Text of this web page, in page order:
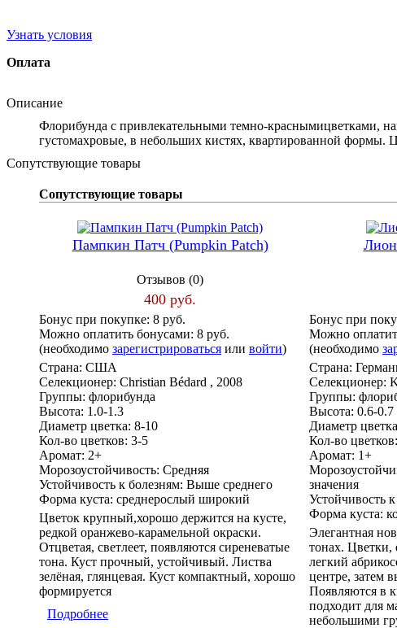
Узнать условия
Оплата
Описание
Флорибунда с привлекательными темно-краснымицветками,
густомахровые, в небольших кистях, квартированной формы.
Сопутствующие товары
Сопутствующие товары
Пампкин Патч (Pumpkin Patch)
Отзывов (0)
400 руб.
Бонус при покупке: 8 руб.
Можно оплатить бонусами: 8 руб.
(необходимо зарегистрироваться или войти)
Страна: США
Селекционер: Christian Bédard , 2008
Группы: флорибунда
Высота: 1.0-1.3
Диаметр цветка: 8-10
Кол-во цветков: 3-5
Аромат: 2+
Морозоустойчивость: Средняя
Устойчивость к болезням: Выше среднего
Форма куста: среднерослый широкий
Цветок крупный,хорошо держится на кусте,
редкой оранжево-карамельной окраски.
Отцветая, светлеет, появляются сиреневатые
тона. Куст прочный, устойчивый. Листва
зелёная, глянцевая. Куст компактный, хорошо
формируется
Подробнее
Бонус при
Можно
(необходимо
Страна:
Селекционер:
Группы:
Высота: 0.6-0.7
Диаметр
Кол-во цветков:
Аромат: 1+
значения
Устойчивость
Форма куста:
Элегантная
тонах.
легкий
центре, затем
Появляются в
подходит для
небольшими